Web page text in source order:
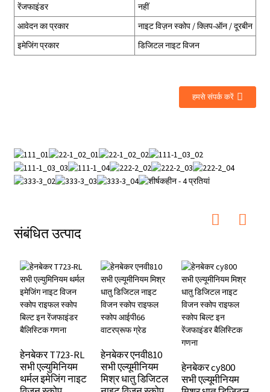
रेंजफाइंडर
नहीं
आवेदन का प्रकार
नाइट विज़न स्कोप / क्लिप-ऑन / दूरबीन
इमेजिंग प्रकार
डिजिटल नाइट विजन
हमसे संपर्क करें
संबंधित उत्पाद
हेनबेकर T723-RL
सभी एल्युमिनियम
थर्मल इमेजिंग नाइट
हेनबेकर एनवी810
सभी एल्यूमीनियम
मिश्र धातु डिजिटल
हेनबेकर cy800
सभी एल्यूमीनियम